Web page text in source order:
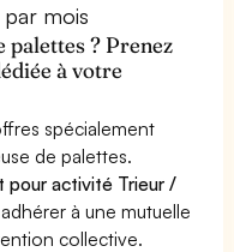
mois
palettes ? Prenez
à votre
spécialement
de palettes.
pour activité Trieur /
à une mutuelle
collective.